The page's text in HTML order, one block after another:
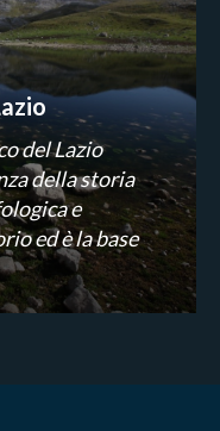
del Lazio
della storia
e
ed è la base